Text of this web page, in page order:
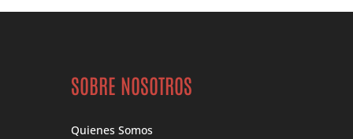
SOBRE NOSOTROS
Quienes Somos